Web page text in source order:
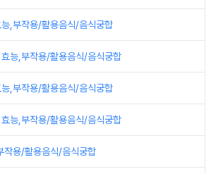
,부작용/활용음식/음식궁합
능,부작용/활용음식/음식궁합
,부작용/활용음식/음식궁합
능,부작용/활용음식/음식궁합
작용/활용음식/음식궁합